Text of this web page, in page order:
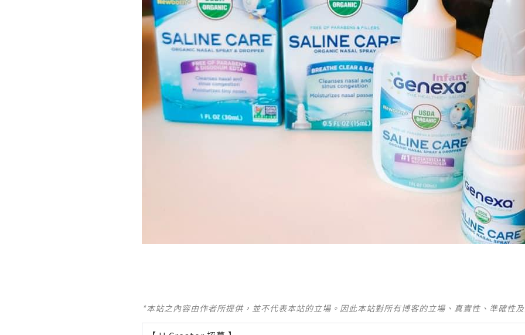
*本站之內容由作者所提供，並不代表本站的立場。因此本站對所有博客的立場、真實性、準確性